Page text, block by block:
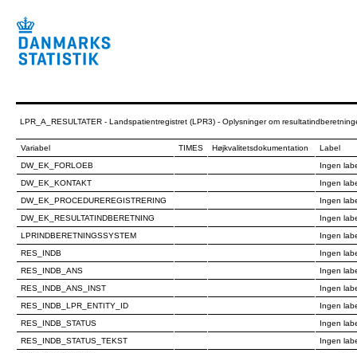
LPR_A_RESULTATER - Landspatientregistret (LPR3) - Oplysninger om
Variabel TIMES Højkvalitetsdokumentation
Label
DW_EK_FORLOEB
Ingen
DW_EK_KONTAKT
Ingen
DW_EK_PROCEDUREREGISTRERING
Ingen
DW_EK_RESULTATINDBERETNING
Ingen
LPRINDBERETNINGSSYSTEM
Ingen
RES_INDB
Ingen
RES_INDB_ANS
Ingen
RES_INDB_ANS_INST
Ingen
RES_INDB_LPR_ENTITY_ID
Ingen
RES_INDB_STATUS
Ingen
RES_INDB_STATUS_TEKST
Ingen